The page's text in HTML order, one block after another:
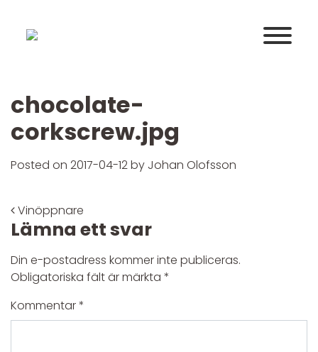
Huvudnavigering
chocolate-
corkscrew.jpg
Posted on 2017-04-12by Johan Olofsson
Post navigation
Vinöppnare
Lämna ett svar
Din e-postadress kommer inte publiceras.
Obligatoriska fält är märkta *
Kommentar*